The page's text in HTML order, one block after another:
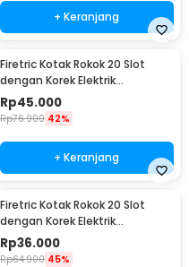
+ Keranjang
Firetric Kotak Rokok 20 Slot
dengan Korek Elektrik
Pyrotechnic - JD-YH048
Rp45.000
Rp76.900 42%
+ Keranjang
Firetric Kotak Rokok 20 Slot
dengan Korek Elektrik
Pyrotechnic - HD-KS-A6
Rp36.000
Rp64.900 45%